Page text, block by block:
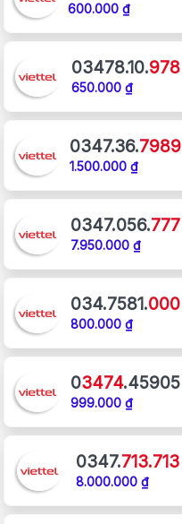
600.000 ₫
03478.10.978
650.000 ₫
0347.36.7989
1.500.000 ₫
0347.056.777
7.950.000 ₫
034.7581.000
800.000 ₫
03474.45905
999.000 ₫
0347.713.713
8.000.000 ₫